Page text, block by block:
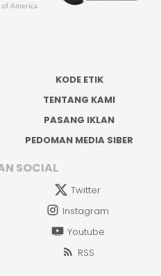
KODE ETIK
TENTANG KAMI
PASANG IKLAN
PEDOMAN MEDIA SIBER
SOCIAL
Twitter
Instagram
Youtube
RSS